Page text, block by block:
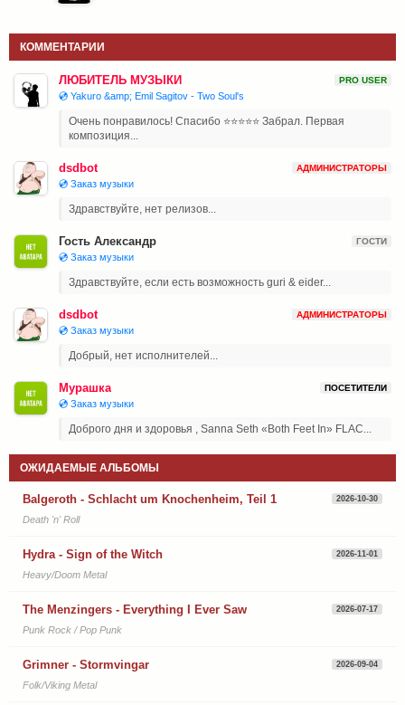
КОММЕНТАРИИ
ЛЮБИТЕЛЬ МУЗЫКИ PRO USER
💿 Yakuro &amp; Emil Sagitov - Two Soul's
Очень понравилось! Спасибо ⭐⭐⭐⭐⭐ Забрал. Первая
композиция...
dsdbot АДМИНИСТРАТОРЫ
💿 Заказ музыки
Здравствуйте, нет релизов...
Гость Александр ГОСТИ
💿 Заказ музыки
Здравствуйте, если есть возможность guri & eider...
dsdbot АДМИНИСТРАТОРЫ
💿 Заказ музыки
Добрый, нет исполнителей...
Мурашка ПОСЕТИТЕЛИ
💿 Заказ музыки
Доброго дня и здоровья , Sanna Seth «Both Feet In» FLAC...
ОЖИДАЕМЫЕ АЛЬБОМЫ
Balgeroth - Schlacht um Knochenheim, Teil 1 2026-10-30
Death 'n' Roll
Hydra - Sign of the Witch 2026-11-01
Heavy/Doom Metal
The Menzingers - Everything I Ever Saw 2026-07-17
Punk Rock / Pop Punk
Grimner - Stormvingar 2026-09-04
Folk/Viking Metal